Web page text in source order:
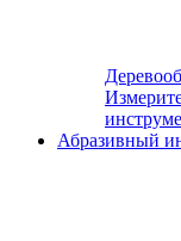
Абразивный